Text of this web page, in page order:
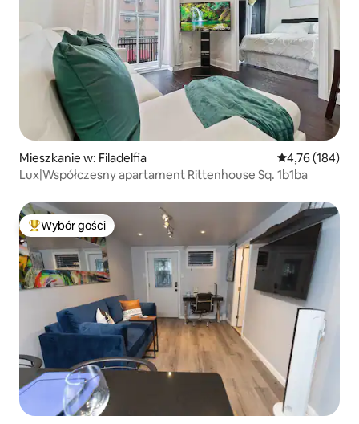
Mieszkanie w: Filadelfia Średnia
4,76 (184)
Lux|Współczesny apartament Rittenhouse Sq. 1b1ba
Najpopularniejsze z kategorii Wybór gości
Wybór gości